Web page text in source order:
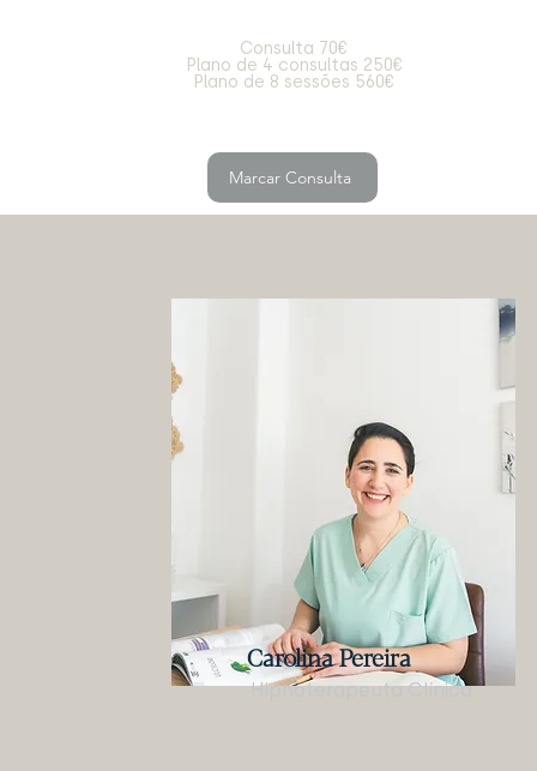
Consulta 70€
Plano de 4 consultas 250€
Plano de 8 sessões 560€
Marcar Consulta
Carolina Pereira
Hipnoterapeuta Clínica